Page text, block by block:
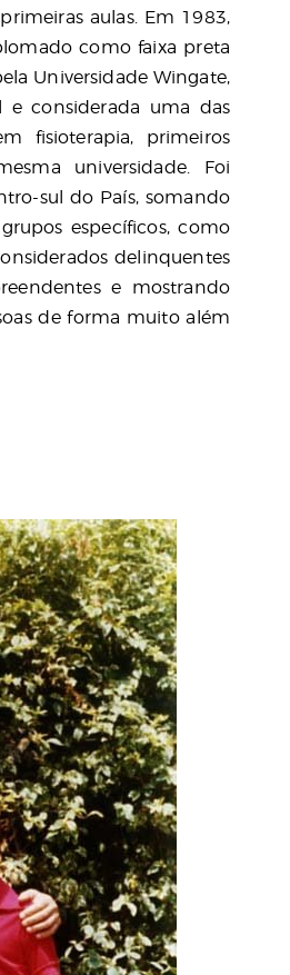
aulas. Em 1983,
como faixa preta
Universidade Wingate,
e considerada uma das
fisioterapia, primeiros
universidade. Foi
sul do País, somando
específicos, como
delinquentes
e mostrando
de forma muito além